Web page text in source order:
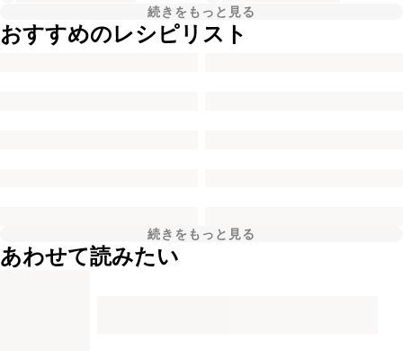
続きをもっと見る
おすすめのレシピリスト
続きをもっと見る
あわせて読みたい